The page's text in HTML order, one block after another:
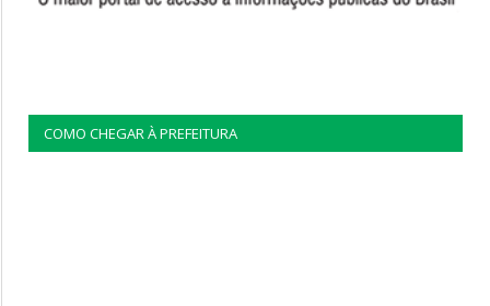
COMO CHEGAR À PREFEITURA